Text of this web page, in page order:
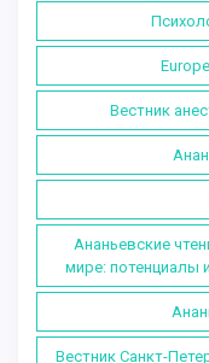
Вестник
Ананьевские
мире: потенциалы
Вестник Санкт-